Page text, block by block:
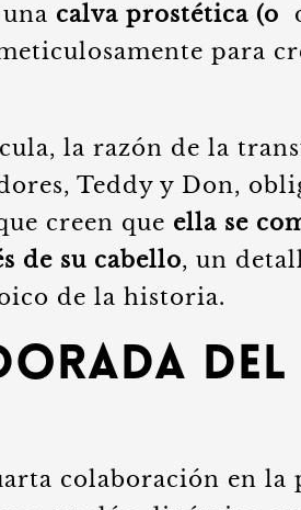
calva prostética (o
para
la razón de la
Teddy y Don,
creen que ella se
de su cabello, un
de la historia.
del
colaboración en la